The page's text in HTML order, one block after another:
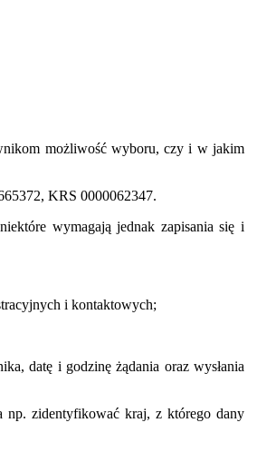
możliwość wyboru, czy i w jakim
KRS 0000062347.
wymagają jednak zapisania się i
i kontaktowych;
datę i godzinę żądania oraz wysłania
np. zidentyfikować kraj, z którego dany